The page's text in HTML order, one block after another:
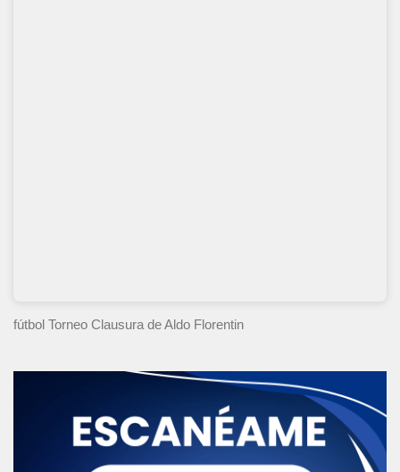
fútbol Torneo Clausura de Aldo Florentin